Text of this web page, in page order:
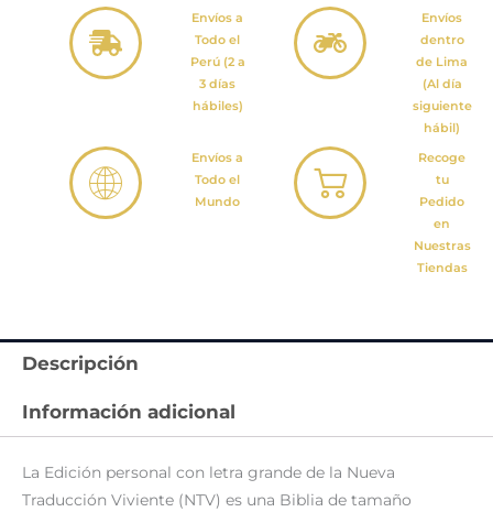
Envíos a
Todo el
Perú (2 a
3 días
hábiles)
Envíos
dentro
de Lima
(Al día
siguiente
hábil)
Envíos a
Todo el
Mundo
Recoge
tu
Pedido
en
Nuestras
Tiendas
Descripción
Información adicional
La Edición personal con letra grande de la Nueva
Traducción Viviente (NTV) es una Biblia de tamaño